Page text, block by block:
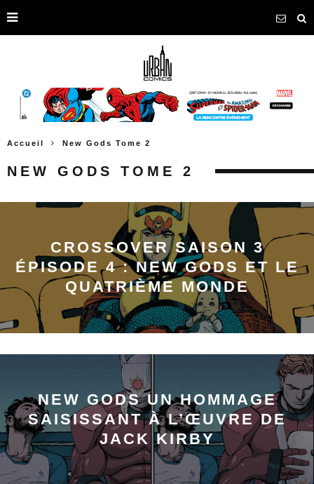
Accueil New Gods Tome 2
NEW GODS TOME 2
CROSSOVER SAISON 3
ÉPISODE 4 : NEW GODS ET LE
QUATRIÈME MONDE
NEW GODS UN HOMMAGE
SAISISSANT À L’ŒUVRE DE
JACK KIRBY